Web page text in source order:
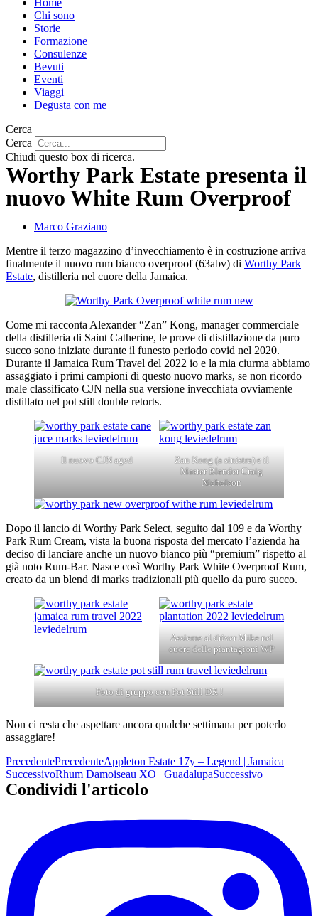
Home
Chi sono
Storie
Formazione
Consulenze
Bevuti
Eventi
Viaggi
Degusta con me
Cerca
Cerca
Chiudi questo box di ricerca.
Worthy Park Estate presenta il
nuovo White Rum Overproof
Marco Graziano
Mentre il terzo magazzino d’invecchiamento è in costruzione arriva
finalmente il nuovo rum bianco overproof (63abv) di Worthy Park
Estate, distilleria nel cuore della Jamaica.
Come mi racconta Alexander “Zan” Kong, manager commerciale
della distilleria di Saint Catherine, le prove di distillazione da puro
succo sono iniziate durante il funesto periodo covid nel 2020.
Durante il Jamaica Rum Travel del 2022 io e la mia ciurma abbiamo
assaggiato i primi campioni di questo nuovo marks, se non ricordo
male classificato CJN nella sua versione invecchiata ovviamente
distillato nel pot still double retorts.
Il nuovo CJN aged
Zan Kong (a sinistra) e il
Master Blender Craig
Nicholson
Dopo il lancio di Worthy Park Select, seguito dal 109 e da Worthy
Park Rum Cream, vista la buona risposta del mercato l’azienda ha
deciso di lanciare anche un nuovo bianco più “premium” rispetto al
già noto Rum-Bar. Nasce così Worthy Park White Overproof Rum,
creato da un blend di marks tradizionali più quello da puro succo.
Assieme al driver Mike nel
cuore delle piantagioni WP
Foto di gruppo con Pot Still DR !
Non ci resta che aspettare ancora qualche settimana per poterlo
assaggiare!
PrecedentePrecedenteAppleton Estate 17y – Legend | Jamaica
SuccessivoRhum Damoiseau XO | GuadalupaSuccessivo
Condividi l'articolo